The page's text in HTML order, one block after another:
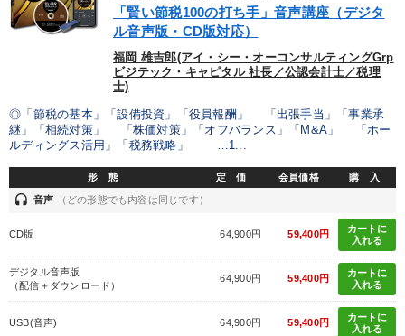
「賢い節税100の打ち手」音声講座（デジタ
ル音声版・CD版対応）
福岡 雄吉郎(アイ・シー・オーコンサルティングGrp
ビジテック・キャピタル 社長／公認会計士／税理
士)
◎「節税の基本」「設備投資」「役員報酬」 「出張手当」「事業承
継」「相続対策」 「株価対策」「オフバランス」「M&A」 「ホー
ルディングス活用」「税務戦略」 …1...
形 態 定 価 会員価格 購 入
headset 音声 （どの形態でも内容は同じです）
CD版 64,900円 59,400円
カートに
入れる
デジタル音声版
（配信＋ダウンロード）
64,900円 59,400円
カートに
入れる
USB(音声) 64,900円 59,400円
カートに
入れる